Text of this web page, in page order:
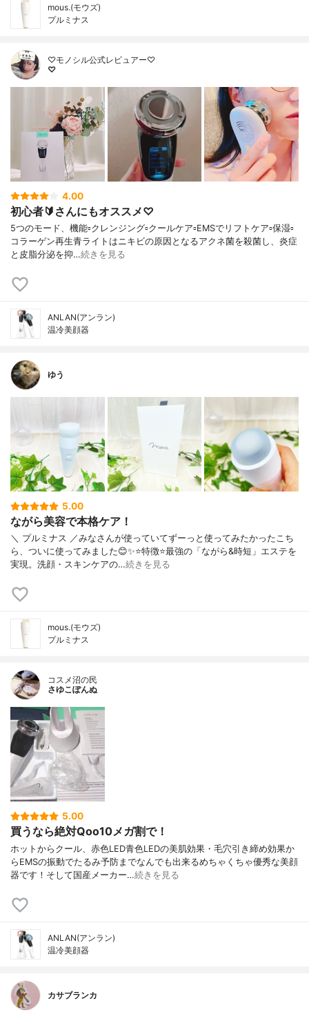
mous.(モウズ)
プルミナス
♡モノシル公式レビュアー♡
♡
4.00
初心者🔰さんにもオススメ♡
5つのモード、機能▫️クレンジング▫️クールケア▫️EMSでリフトケア▫️保湿▫️
コラーゲン再生青ライトはニキビの原因となるアクネ菌を殺菌し、炎症
と皮脂分泌を抑…続きを見る
ANLAN(アンラン)
温冷美顔器
ゆう
5.00
ながら美容で本格ケア！
＼ プルミナス ／みなさんが使っていてずーっと使ってみたかったこち
ら、ついに使ってみました😊✨⭐️特徴⭐️最強の「ながら&時短」エステを
実現。洗顔・スキンケアの…続きを見る
mous.(モウズ)
プルミナス
コスメ沼の民
さゆこぽんぬ
5.00
買うなら絶対Qoo10メガ割で！
ホットからクール、赤色LED青色LEDの美肌効果・毛穴引き締め効果か
らEMSの振動でたるみ予防までなんでも出来るめちゃくちゃ優秀な美顔
器です！そして国産メーカー…続きを見る
ANLAN(アンラン)
温冷美顔器
カサブランカ